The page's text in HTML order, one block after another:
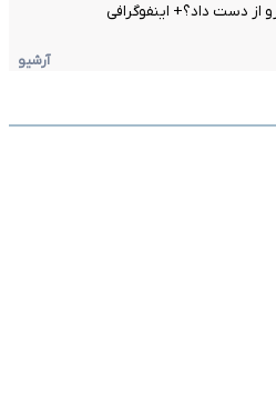
از دست داد؟+ اینفوگرافی
آرشیو